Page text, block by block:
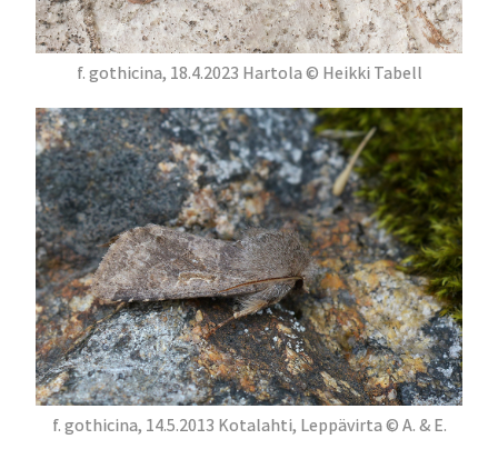
f. gothicina, 18.4.2023 Hartola © Heikki Tabell
f. gothicina, 14.5.2013 Kotalahti, Leppävirta © A. & E.